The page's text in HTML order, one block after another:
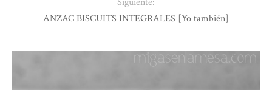
ANZAC BISCUITS INTEGRALES [Yo también]